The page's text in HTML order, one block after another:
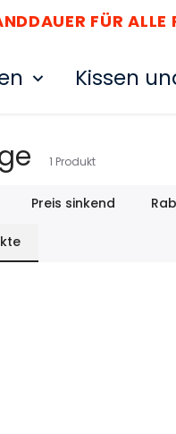
FÜR
Kissen
1 Produkt
Preis sinkend